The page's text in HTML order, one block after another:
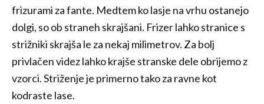
frizurami za fante. Medtem ko lasje na vrhu ostanejo
dolgi, so ob straneh skrajšani. Frizer lahko stranice s
strižniki skrajša le za nekaj milimetrov. Za bolj
privlačen videz lahko krajše stranske dele obrijemo z
vzorci. Striženje je primerno tako za ravne kot
kodraste lase.